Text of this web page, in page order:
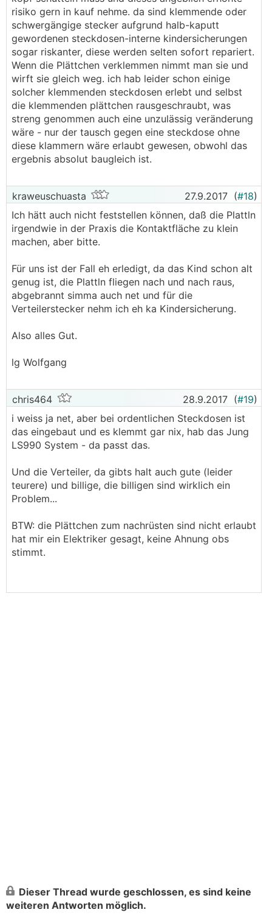
risiko gern in kauf nehme. da sind klemmende oder
schwergängige stecker aufgrund halb-kaputt
gewordenen steckdosen-interne kindersicherungen
sogar riskanter, diese werden selten sofort repariert.
Wenn die Plättchen verklemmen nimmt man sie und
wirft sie gleich weg. ich hab leider schon einige
solcher klemmenden steckdosen erlebt und selbst
die klemmenden plättchen rausgeschraubt, was
streng genommen auch eine unzulässig veränderung
wäre - nur der tausch gegen eine steckdose ohne
diese klammern wäre erlaubt gewesen, obwohl das
ergebnis absolut baugleich ist.
kraweuschuasta 27.9.2017 (#18)
Ich hätt auch nicht feststellen können, daß die Plattln
irgendwie in der Praxis die Kontaktfläche zu klein
machen, aber bitte.
Für uns ist der Fall eh erledigt, da das Kind schon alt
genug ist, die Plattln fliegen nach und nach raus,
abgebrannt simma auch net und für die
Verteilerstecker nehm ich eh ka Kindersicherung.
Also alles Gut.
lg Wolfgang
chris464 28.9.2017 (#19)
i weiss ja net, aber bei ordentlichen Steckdosen ist
das eingebaut und es klemmt gar nix, hab das Jung
LS990 System - da passt das.
Und die Verteiler, da gibts halt auch gute (leider
teurere) und billige, die billigen sind wirklich ein
Problem...
BTW: die Plättchen zum nachrüsten sind nicht erlaubt
hat mir ein Elektriker gesagt, keine Ahnung obs
stimmt.
Dieser Thread wurde geschlossen, es sind keine
weiteren Antworten möglich.